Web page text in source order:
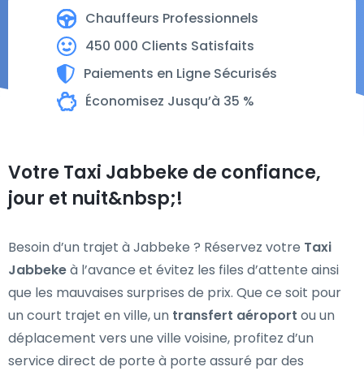
Chauffeurs Professionnels
450 000 Clients Satisfaits
Paiements en Ligne Sécurisés
Économisez Jusqu’à 35 %
Votre Taxi Jabbeke de confiance,
jour et nuit&nbsp;!
Besoin d’un trajet à Jabbeke ? Réservez votre Taxi
Jabbekeà l’avance et évitez les files d’attente ainsi
que les mauvaises surprises de prix. Que ce soit pour
un court trajet en ville, un transfert aéroport ou un
déplacement vers une ville voisine, profitez d’un
service direct de porte à porte assuré par des